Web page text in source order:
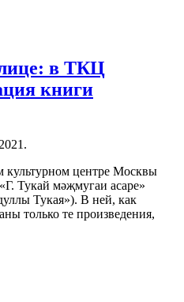
в ТКЦ
книги
.
культурном центре Москвы
Тукай мәҗмугаи асаре»
Тукая»). В ней, как
только те произведения,